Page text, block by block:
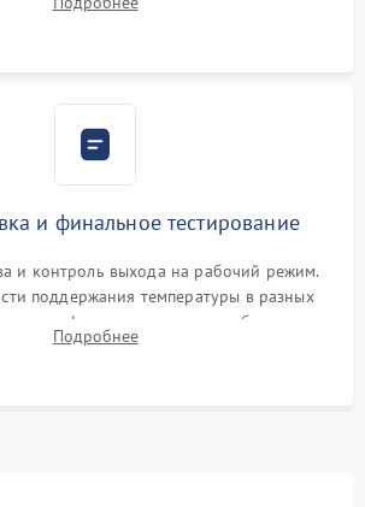
герметизация охлаждающего блока.
и финальное тестирование
и контроль выхода на рабочий режим.
поддержания температуры в разных
шкафа, оценка уровня стабильности
отсутствия вибраций корпуса.
Подробнее